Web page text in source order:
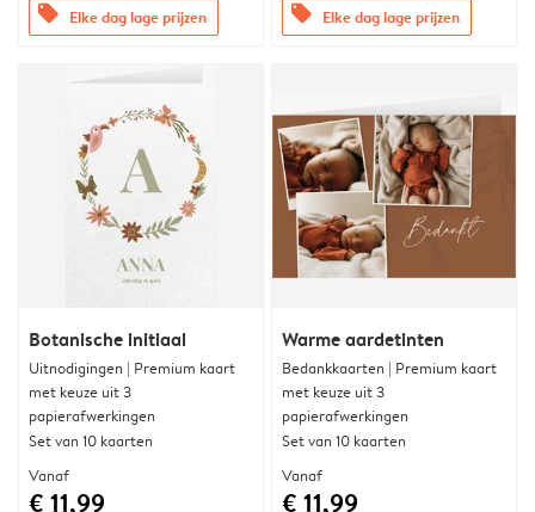
offers Elke dag lage prijzen offers Elke dag lage prijzen
Botanische initiaal
Uitnodigingen | Premium kaart
met keuze uit 3
papierafwerkingen
Set van 10 kaarten
Vanaf
€ 11,99
Warme aardetinten
Bedankkaarten | Premium kaart
met keuze uit 3
papierafwerkingen
Set van 10 kaarten
Vanaf
€ 11,99